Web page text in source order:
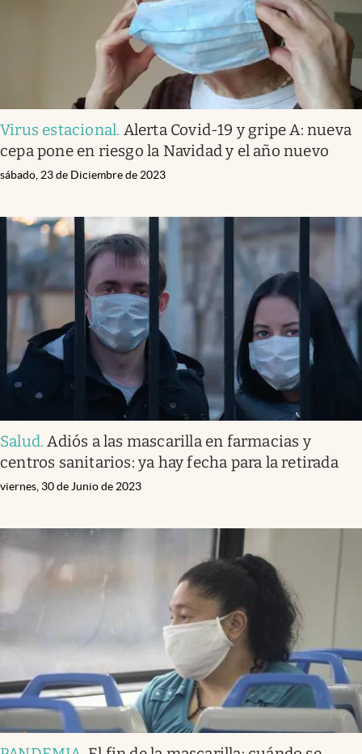
Virus estacional. Alerta Covid-19 y gripe A: nueva
cepa pone en riesgo la Navidad y el año nuevo
sábado, 23 de Diciembre de 2023
Salud.Adiós a las mascarilla en farmacias y
centros sanitarios: ya hay fecha para la retirada
viernes, 30 de Junio de 2023